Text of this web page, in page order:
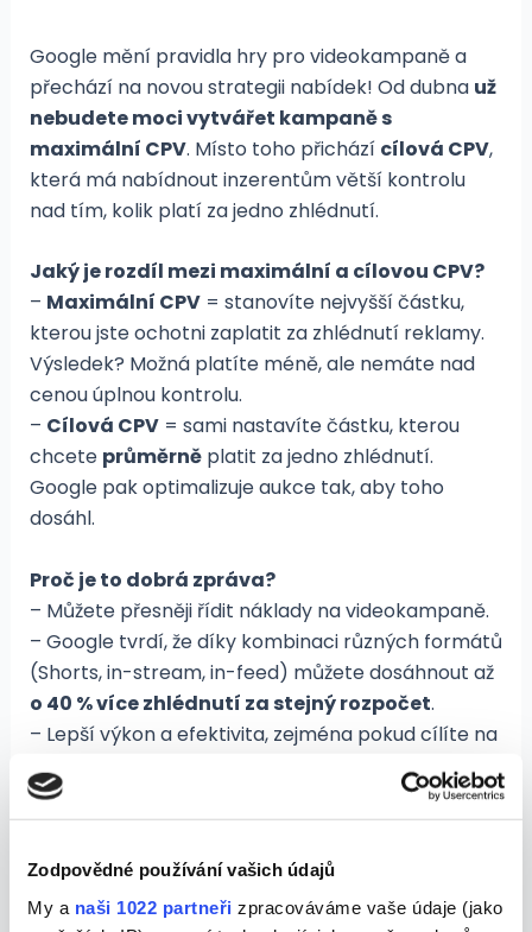
Zodpovědné používání vašich údajů
My a naši 1022 partneři zpracováváme vaše údaje (jako
Google mění pravidla hry pro videokampaně a
přechází na novou strategii nabídek! Od dubna už
nebudete moci vytvářet kampaně s
maximální CPV. Místo toho přichází cílová CPV,
která má nabídnout inzerentům větší kontrolu
nad tím, kolik platí za jedno zhlédnutí.
Jaký je rozdíl mezi maximální a cílovou CPV?
– Maximální CPV= stanovíte nejvyšší částku,
kterou jste ochotni zaplatit za zhlédnutí reklamy.
Výsledek? Možná platíte méně, ale nemáte nad
cenou úplnou kontrolu.
– Cílová CPV= sami nastavíte částku, kterou
chcete průměrněplatit za jedno zhlédnutí.
Google pak optimalizuje aukce tak, aby toho
dosáhl.
Proč je to dobrá zpráva?
– Můžete přesněji řídit náklady na videokampaně.
– Google tvrdí, že díky kombinaci různých formátů
(Shorts, in-stream, in-feed) můžete dosáhnout až
o 40 % více zhlédnutí za stejný rozpočet.
– Lepší výkon a efektivita, zejména pokud cílíte na
různé typy uživatelů.
Co to znamená pro inzerenty?
Pokud stále používáte maximální CPV, je čas začít
přemýšlet o migraci na nový model. I když
stávající kampaně poběží dál, je jasné, že Google